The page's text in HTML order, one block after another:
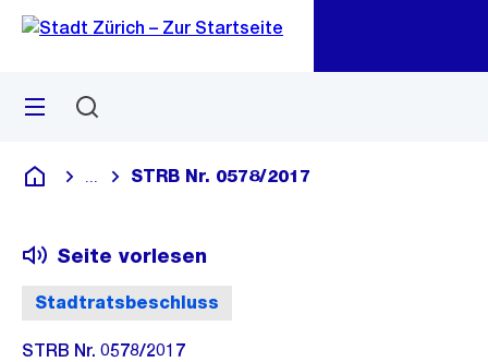
Navigation
Sprunglink
Menü
Deutsch
Blende alle Breadcrumbs ein
STRB Nr. 0578/2017
Stadtratsbeschluss
Seite vorlesen
STRB Nr. 0578/2017